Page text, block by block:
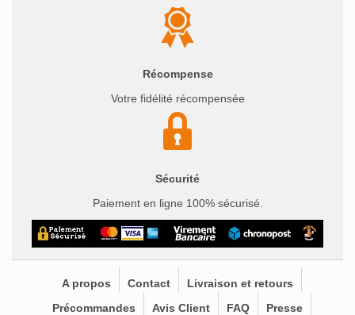
Récompense
Votre fidélité récompensée
Sécurité
Paiement en ligne 100% sécurisé.
A propos Contact
Livraison et retours
Précommandes
Avis Client FAQ
Presse